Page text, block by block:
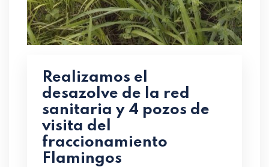
Realizamos el
desazolve de la red
sanitaria y 4 pozos de
visita del
fraccionamiento
Flamingos